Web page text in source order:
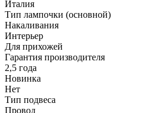
Италия
Тип лампочки (основной)
Накаливания
Интерьер
Для прихожей
Гарантия производителя
2,5 года
Новинка
Нет
Тип подвеса
Провод